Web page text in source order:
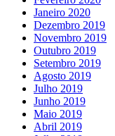
Janeiro 2020
Dezembro 2019
Novembro 2019
Outubro 2019
Setembro 2019
Agosto 2019
Julho 2019
Junho 2019
Maio 2019
Abril 2019